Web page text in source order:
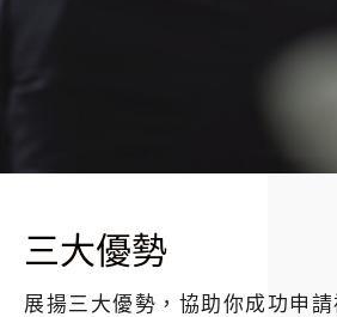
三大優勢
展揚三大優勢，協助你成功申